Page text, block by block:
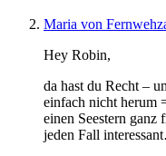
Maria von
Hey Robin,
da hast du Recht –
einfach nicht herum
einen Seestern ganz
jeden Fall